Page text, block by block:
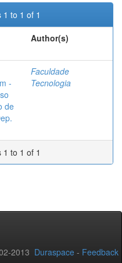
1 to 1 of 1
Author(s)
-
de
Faculdade
Tecnologia
1 to 1 of 1
2013 Duraspace - Feedback